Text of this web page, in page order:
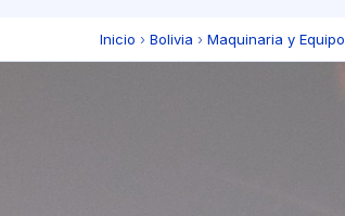
Inicio › Bolivia › Maquinaria y Equipo